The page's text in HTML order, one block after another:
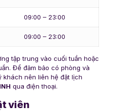
09:00 – 23:00
09:00 – 23:00
tập trung vào cuối tuần hoặc
Để đảm bảo có phòng và
khách nên liên hệ đặt lịch
qua điện thoại.
viên